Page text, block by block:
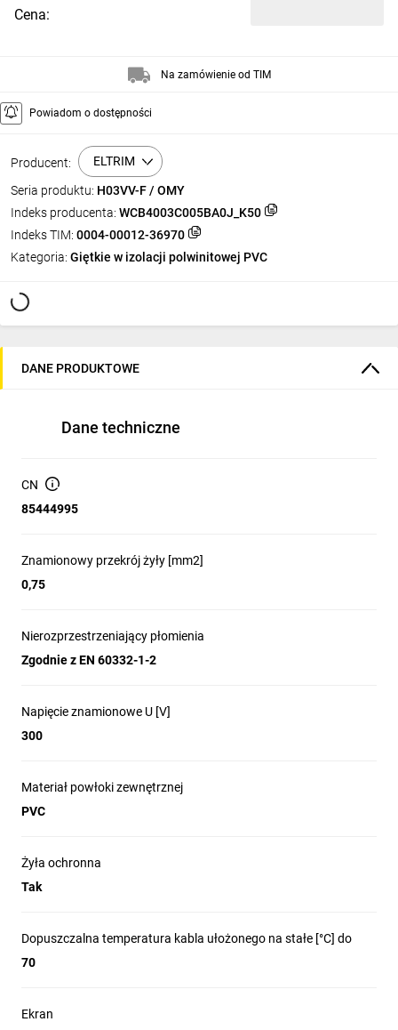
Producent: ELTRIM
Seria produktu: H03VV-F / OMY
Indeks producenta: WCB4003C005BA0J_K50
Indeks TIM: 0004-00012-36970
Kategoria: Giętkie w izolacji polwinitowej PVC
Cena:
Na zamówienie od TIM
Powiadom o dostępności
DANE PRODUKTOWE
Dane techniczne
CN
85444995
Znamionowy przekrój żyły [mm2]
0,75
Nierozprzestrzeniający płomienia
Zgodnie z EN 60332-1-2
Napięcie znamionowe U [V]
300
Materiał powłoki zewnętrznej
PVC
Żyła ochronna
Tak
Dopuszczalna temperatura kabla ułożonego na stałe [°C] do
70
Ekran